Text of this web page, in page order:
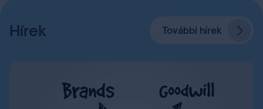
Hírek További hírek